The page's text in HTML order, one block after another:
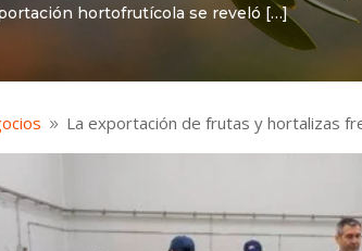
hortofrutícola se reveló […]
9 La exportación de frutas y hortalizas